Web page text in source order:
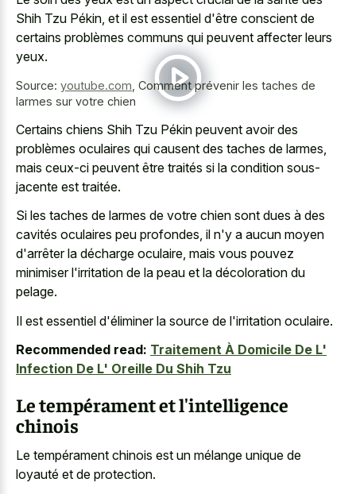
Shih Tzu Pékin, et il est essentiel d'être conscient de
certains problèmes communs qui peuvent affecter leurs
yeux.
Source: youtube.com Comment prévenir les taches de
larmes sur votre chien
Certains chiens Shih Tzu Pékin peuvent avoir des
problèmes oculaires qui causent des taches de larmes,
mais ceux-ci peuvent être traités si la condition sous-
jacente est traitée.
Si les taches de larmes de votre chien sont dues à des
cavités oculaires peu profondes, il n'y a aucun moyen
d'arrêter la décharge oculaire, mais vous pouvez
minimiser l'irritation de la peau et la décoloration du
pelage.
Il est essentiel d'éliminer la source de l'irritation oculaire.
Recommended read: Traitement À Domicile De L'
Infection De L' Oreille Du Shih Tzu
Le tempérament et l'intelligence
chinois
Le tempérament chinois est un mélange unique de
loyauté et de protection.